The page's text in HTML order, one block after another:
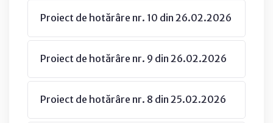
Proiect de hotărâre nr. 10 din 26.02.2026
Proiect de hotărâre nr. 9 din 26.02.2026
Proiect de hotărâre nr. 8 din 25.02.2026